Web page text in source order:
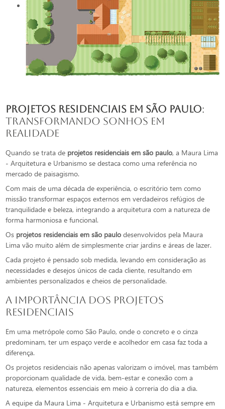
projetos residenciais em são paulo:
Transformando Sonhos em
Realidade
Quando se trata de projetos residenciais em são paulo, a Maura Lima
- Arquitetura e Urbanismo se destaca como uma referência no
mercado de paisagismo.
Com mais de uma década de experiência, o escritório tem como
missão transformar espaços externos em verdadeiros refúgios de
tranquilidade e beleza, integrando a arquitetura com a natureza de
forma harmoniosa e funcional.
Os projetos residenciais em são paulo desenvolvidos pela Maura
Lima vão muito além de simplesmente criar jardins e áreas de lazer.
Cada projeto é pensado sob medida, levando em consideração as
necessidades e desejos únicos de cada cliente, resultando em
ambientes personalizados e cheios de personalidade.
A Importância dos Projetos
Residenciais
Em uma metrópole como São Paulo, onde o concreto e o cinza
predominam, ter um espaço verde e acolhedor em casa faz toda a
diferença.
Os projetos residenciais não apenas valorizam o imóvel, mas também
proporcionam qualidade de vida, bem-estar e conexão com a
natureza, elementos essenciais em meio à correria do dia a dia.
A equipe da Maura Lima - Arquitetura e Urbanismo está sempre em